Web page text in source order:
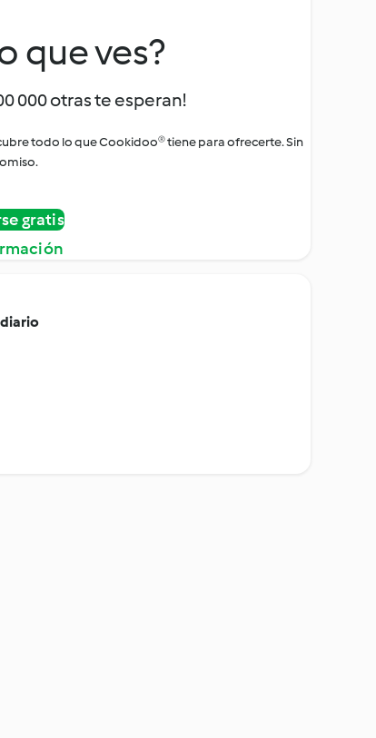
que ves?
000 otras te esperan!
todo lo que Cookidoo® tiene para ofrecerte. Sin
gratis